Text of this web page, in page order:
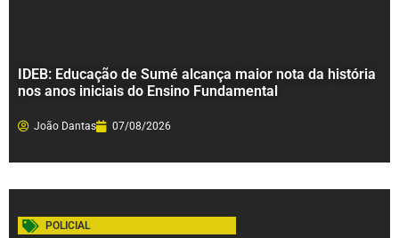
IDEB: Educação de Sumé alcança maior nota da história
nos anos iniciais do Ensino Fundamental
João Dantas 07/08/2026
POLICIAL